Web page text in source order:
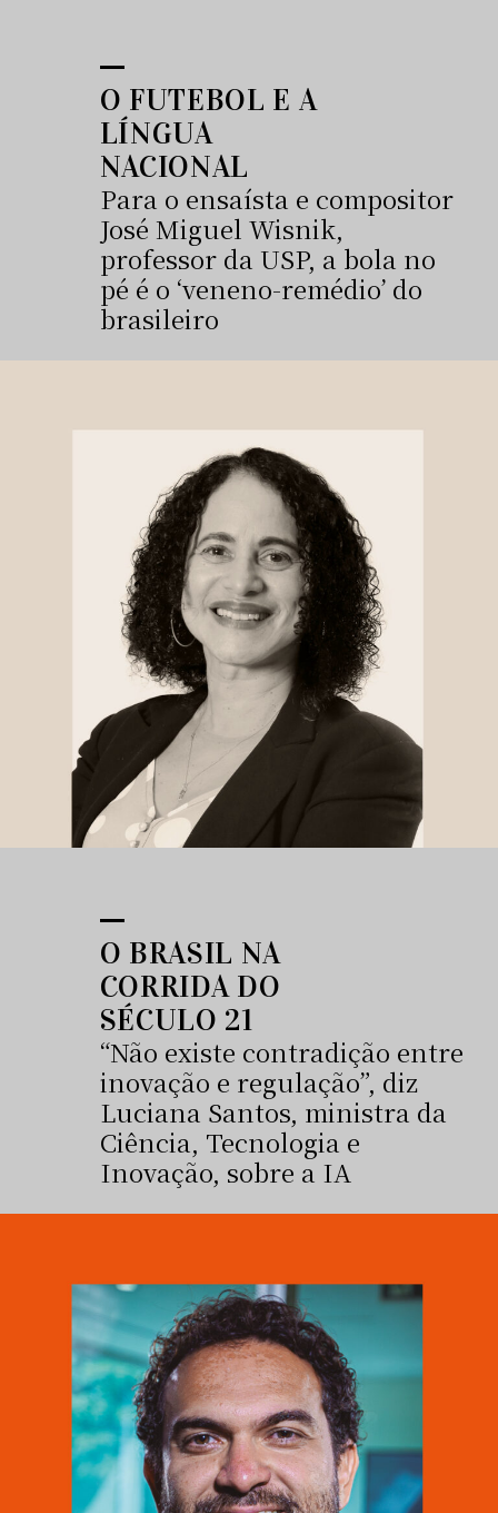
O FUTEBOL E A
LÍNGUA
NACIONAL
Para o ensaísta e compositor
José Miguel Wisnik,
professor da USP, a bola no
pé é o ‘veneno-remédio’ do
brasileiro
O BRASIL NA
CORRIDA DO
SÉCULO 21
“Não existe contradição entre
inovação e regulação”, diz
Luciana Santos, ministra da
Ciência, Tecnologia e
Inovação, sobre a IA